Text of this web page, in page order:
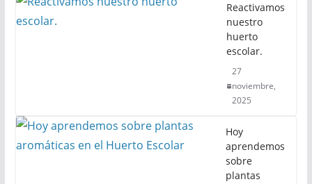
Reactivamos
nuestro
huerto
escolar.
27
noviembre,
2025
Hoy
aprendemos
sobre
plantas